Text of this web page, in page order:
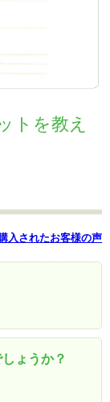
トを教え
入されたお客様の声
ょうか？